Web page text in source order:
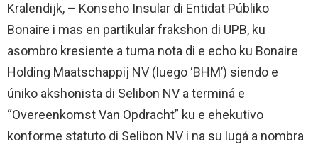
Kralendijk, – Konseho Insular di Entidat Públiko
Bonaire i mas en partikular frakshon di UPB, ku
asombro kresiente a tuma nota di e echo ku Bonaire
Holding Maatschappij NV (luego ‘BHM’) siendo e
úniko akshonista di Selibon NV a terminá e
“Overeenkomst Van Opdracht” ku e ehekutivo
konforme statuto di Selibon NV i na su lugá a nombra